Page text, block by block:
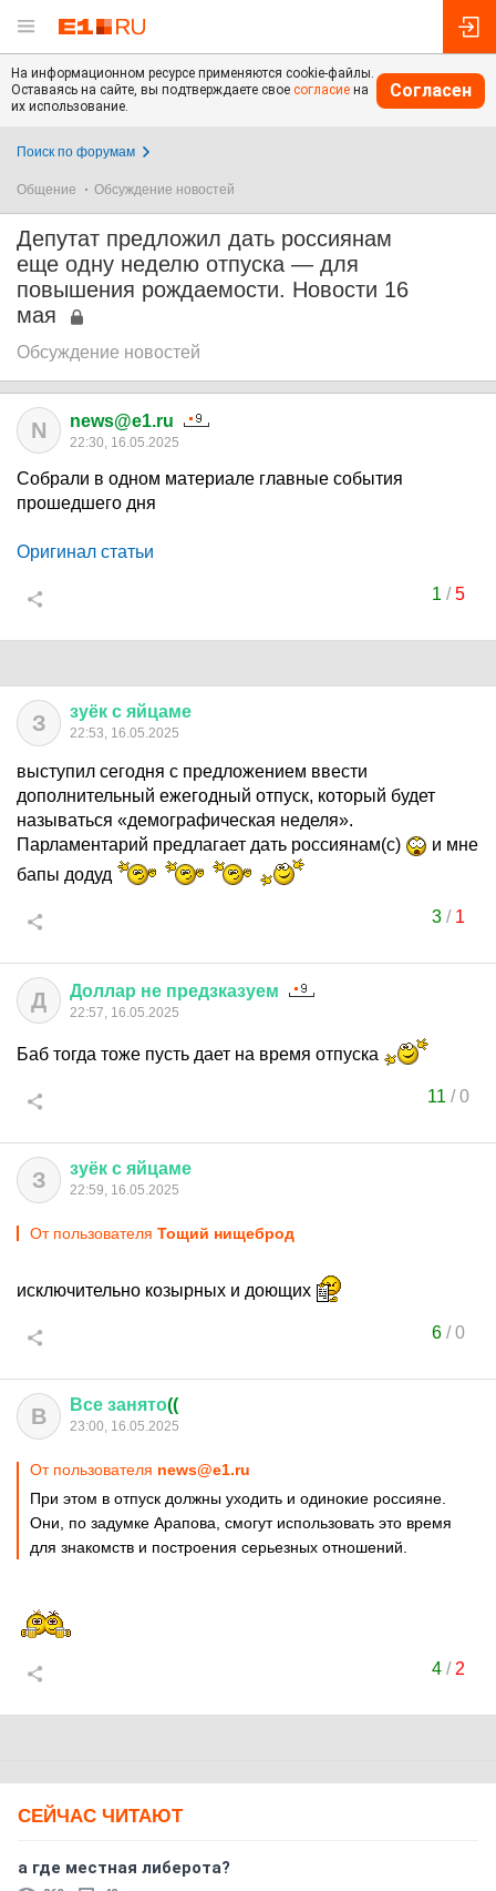
На информационном ресурсе применяются cookie-файлы.
Оставаясь на сайте, вы подтверждаете свое согласие на
их использование.
Согласен
Поиск по форумам
Общение Обсуждение новостей
Депутат предложил дать россиянам
еще одну неделю отпуска — для
повышения рождаемости. Новости 16
мая
Обсуждение новостей
N news@e1.ru
22:30, 16.05.2025
Собрали в одном материале главные события
прошедшего дня
Оригинал статьи
1 /5
З зуёк с яйцаме
22:53, 16.05.2025
выступил сегодня с предложением ввести
дополнительный ежегодный отпуск, который будет
называться «демографическая неделя».
Парламентарий предлагает дать россиянам(с)
и мне
бапы додуд
3/ 1
Д Доллар не предзказуем
22:57, 16.05.2025
Баб тогда тоже пусть дает на время отпуска
11 /0
З зуёк с яйцаме
22:59, 16.05.2025
От пользователя Тощий нищеброд
исключительно козырных и доющих
6/0
В Все занято((
23:00, 16.05.2025
От пользователя news@e1.ru
При этом в отпуск должны уходить и одинокие россияне.
Они, по задумке Арапова, смогут использовать это время
для знакомств и построения серьезных отношений.
4/ 2
СЕЙЧАС ЧИТАЮТ
а где местная либерота?